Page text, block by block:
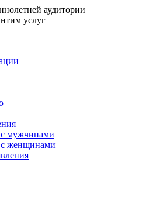
аудитории
услуг
с мужчинами
с женщинами